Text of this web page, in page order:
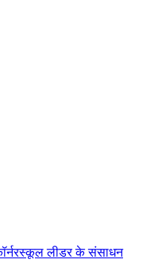
स्कूल लीडर के संसाधन